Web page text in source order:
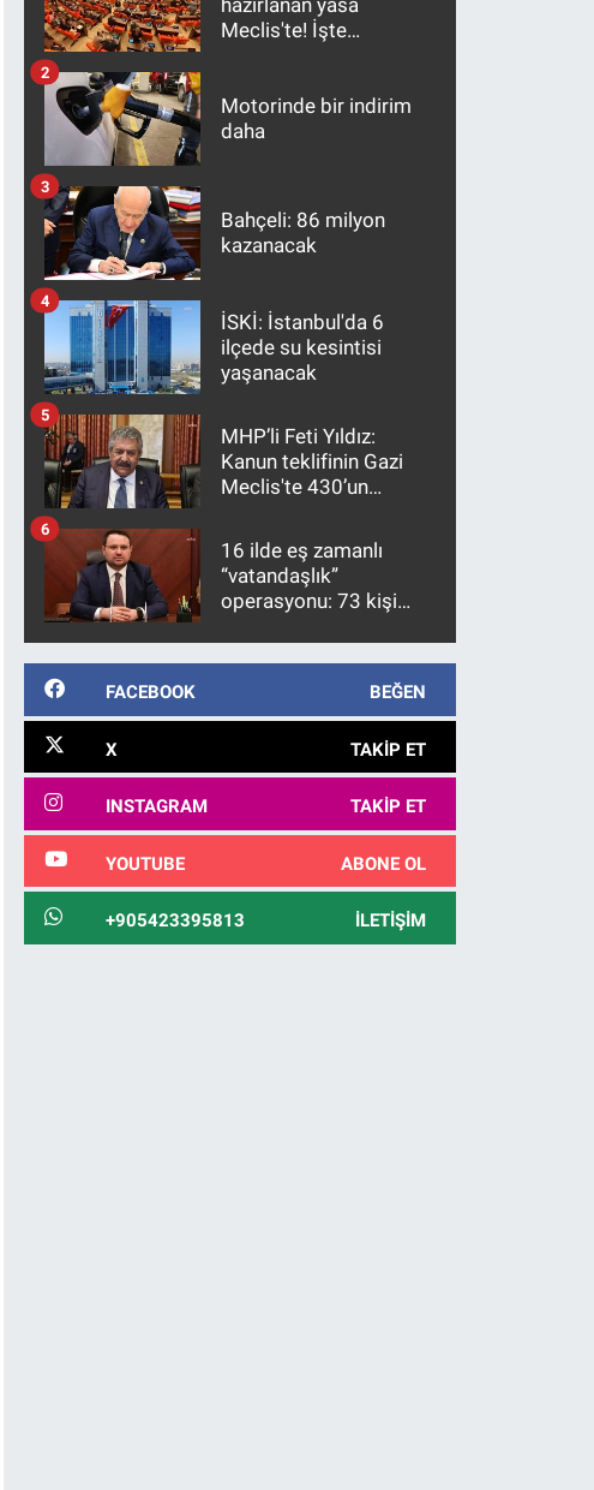
Meclis'te! İşte
Motorinde bir indirim
daha
2
Bahçeli: 86 milyon
kazanacak
3
İSKİ: İstanbul'da 6
ilçede su kesintisi
yaşanacak
4
MHP’li Feti Yıldız:
Kanun teklifinin Gazi
Meclis'te 430’un
kanunlaşacağı
görülmektedir
5
16 ilde eş zamanlı
“vatandaşlık”
operasyonu: 73 kişi
6
FACEBOOK BEĞEN
X TAKIP ET
INSTAGRAM TAKIP ET
YOUTUBE ABONE OL
+905423395813 İLETIŞIM